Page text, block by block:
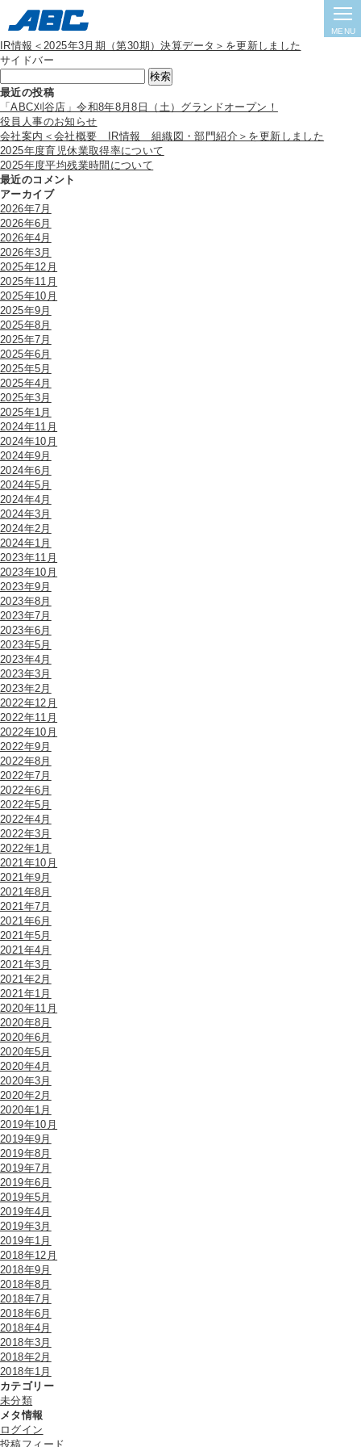
MENU
未分類
2025.06.30
IR情報＜2025年3月期（第30期）決算データ＞を更新しました
サイドバー
索:
最近の投稿
「ABC刈谷店」令和8年8月8日（土）グランドオープン！
役員人事のお知らせ
会社案内＜会社概要 IR情報 組織図・部門紹介＞を更新しました
2025年度育児休業取得率について
2025年度平均残業時間について
最近のコメント
アーカイブ
2026年7月
2026年6月
2026年4月
2026年3月
2025年12月
2025年11月
2025年10月
2025年9月
2025年8月
2025年7月
2025年6月
2025年5月
2025年4月
2025年3月
2025年1月
2024年11月
2024年10月
2024年9月
2024年6月
2024年5月
2024年4月
2024年3月
2024年2月
2024年1月
2023年11月
2023年10月
2023年9月
2023年8月
2023年7月
2023年6月
2023年5月
2023年4月
2023年3月
2023年2月
2022年12月
2022年11月
2022年10月
2022年9月
2022年8月
2022年7月
2022年6月
2022年5月
2022年4月
2022年3月
2022年1月
2021年10月
2021年9月
2021年8月
2021年7月
2021年6月
2021年5月
2021年4月
2021年3月
2021年2月
2021年1月
2020年11月
2020年8月
2020年6月
2020年5月
2020年4月
2020年3月
2020年2月
2020年1月
2019年10月
2019年9月
2019年8月
2019年7月
2019年6月
2019年5月
2019年4月
2019年3月
2019年1月
2018年12月
2018年9月
2018年8月
2018年7月
2018年6月
2018年4月
2018年3月
2018年2月
2018年1月
カテゴリー
未分類
メタ情報
ログイン
投稿フィード